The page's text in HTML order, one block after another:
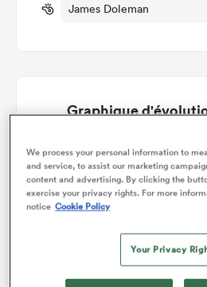
James Doleman
Graphique
Ireland gagne
We process your personal information to
and service, to assist our marketing
content and advertising. By clicking the
exercise your privacy rights. For more
notice Cookie Policy
Your Privacy